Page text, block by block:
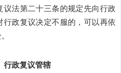
议法第二十三条的规定先向行政
政复议决定不服的，可以再依
政复议管辖